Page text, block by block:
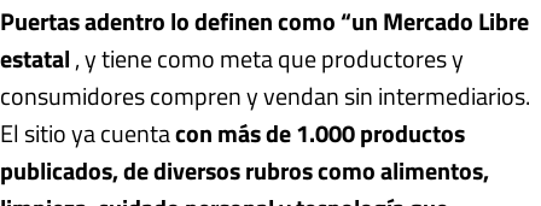
Puertas adentro lo definen como “un Mercado Libre
estatal, y tiene como meta que productores y
consumidores compren y vendan sin intermediarios.
El sitio ya cuentacon más de 1.000 productos
publicados, de diversos rubros como alimentos,